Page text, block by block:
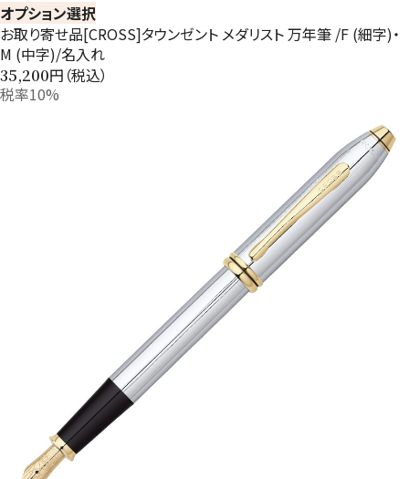
オプション選択
お取り寄せ品[CROSS]タウンゼント メダリスト 万年筆 /F (細字)・
M (中字)/名入れ
35,200円（税込）
税率10%